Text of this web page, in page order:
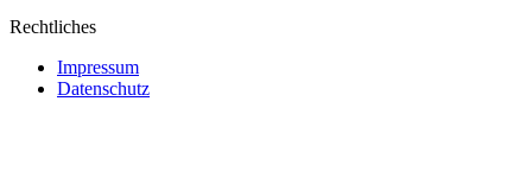
Rechtliches
Impressum
Datenschutz